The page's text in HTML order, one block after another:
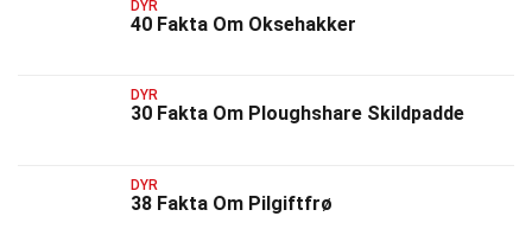
DYR
40 Fakta Om Oksehakker
DYR
30 Fakta Om Ploughshare Skildpadde
DYR
38 Fakta Om Pilgiftfrø